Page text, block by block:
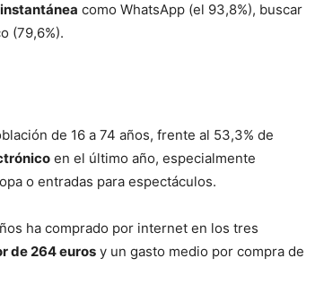
como WhatsApp (el 93,8%), buscar
(79,6%).
de 16 a 74 años, frente al 53,3% de
en el último año, especialmente
o entradas para espectáculos.
ha comprado por internet en los tres
de 264 euros y un gasto medio por compra de